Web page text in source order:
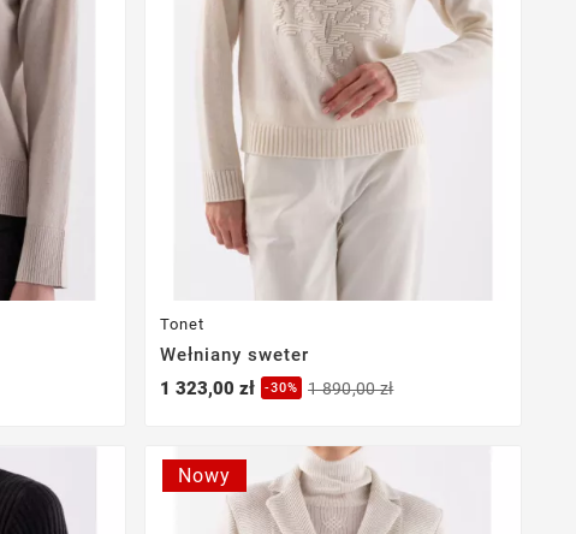
Tonet
Wełniany sweter
1 323,00 zł
-30% 1 890,00 zł
Nowy